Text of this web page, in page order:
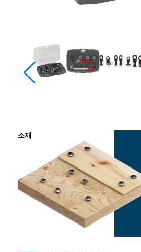
소재